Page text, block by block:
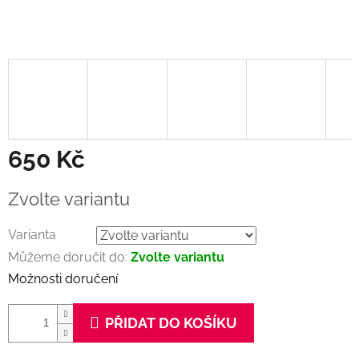
650 Kč
cena:
Zvolte variantu
Varianta
Můžeme doručit do: Zvolte variantu
Možnosti doručení
PŘIDAT DO KOŠÍKU